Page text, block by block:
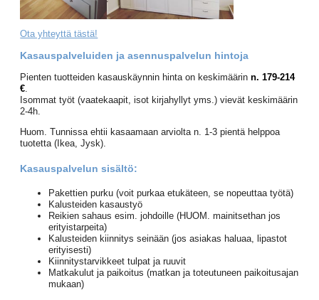
Ota yhteyttä tästä!
Kasauspalveluiden ja asennuspalvelun hintoja
Pienten tuotteiden kasauskäynnin hinta on keskimäärinn. 179-214
€
Isommat työt (vaatekaapit, isot kirjahyllyt yms.) vievät keskimäärin
2-4h.
Huom. Tunnissa ehtii kasaamaan arviolta n. 1-3 pientä helppoa
tuotetta (Ikea, Jysk).
Kasauspalvelun sisältö:
Pakettien purku (voit purkaa etukäteen, se nopeuttaa työtä)
Kalusteiden kasaustyö
Reikien sahaus esim. johdoille (HUOM. mainitsethan jos
erityistarpeita)
Kalusteiden kiinnitys seinään (jos asiakas haluaa, lipastot
erityisesti)
Kiinnitystarvikkeet tulpat ja ruuvit
Matkakulut ja paikoitus (matkan ja toteutuneen paikoitusajan
mukaan)